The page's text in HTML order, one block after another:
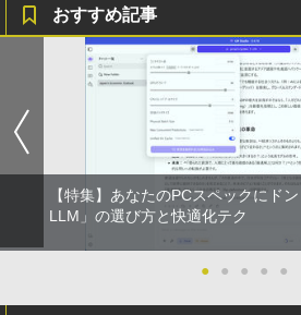
￥1,760
この素晴らしい
子書籍】[ 渡 真
￥924
軽量 ブルートゥー
るーとゅーす コー
セリング 自動ペア
付き 防水 タッチ式
学/WEB会議(ホワ
￥1,964
Xiaomi シャオミ
リング ANC 36時
￥250
BUGS LIFE
￥250
強炭酸水 ペットボ
art Basic)
￥1,625
コカ・コーラ やか
ベルレス
￥2,009
￥572
スーパーの裏でヤ
版ビッグガンガンコ
￥810
おすすめ記事
【特集】あなたのPCスペックにド
LLM」の選び方と快適化テク
● ● ● ● ●